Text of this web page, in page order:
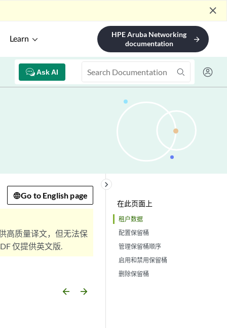
close
Learn
HPE Aruba Networking
documentation
arrow_forward
Ask AI
在此页面上
租户数据
配置保留桶
管理保留桶顺序
启用和禁用保留桶
删除保留桶
keyboard_arrow_right
Go to English page
高质量译文，但无法保
仅提供英文版.
arrow_backward arrow_forward